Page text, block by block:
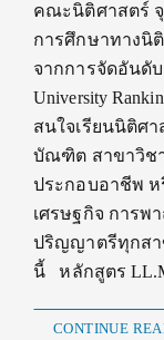
คณะนิติศาสตร์
การศึกษาทางนิ
จากการจัดอันดับ
University
สนใจเรียนนิติศ
บัณฑิต สาขาวิช
ประกอบอาชีพ ห
เศรษฐกิจ การพ
ปริญญาตรีทุกสา
นี้ หลักสูตร
CONTINUE